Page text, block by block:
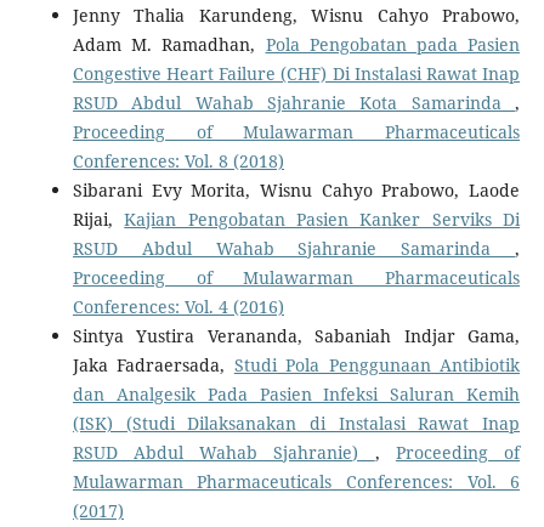
Jenny Thalia Karundeng, Wisnu Cahyo Prabowo,
Adam M. Ramadhan, Pola Pengobatan pada Pasien
Congestive Heart Failure (CHF) Di Instalasi Rawat Inap
RSUD Abdul Wahab Sjahranie Kota Samarinda,
Proceeding of Mulawarman Pharmaceuticals
Conferences: Vol. 8 (2018)
Sibarani Evy Morita, Wisnu Cahyo Prabowo, Laode
Rijai,Kajian Pengobatan Pasien Kanker Serviks Di
RSUD Abdul Wahab Sjahranie Samarinda,
Proceeding of Mulawarman Pharmaceuticals
Conferences: Vol. 4 (2016)
Sintya Yustira Verananda, Sabaniah Indjar Gama,
Jaka Fadraersada, Studi Pola Penggunaan Antibiotik
dan Analgesik Pada Pasien Infeksi Saluran Kemih
(ISK) (Studi Dilaksanakan di Instalasi Rawat Inap
RSUD Abdul Wahab Sjahranie) , Proceeding of
Mulawarman Pharmaceuticals Conferences: Vol. 6
(2017)